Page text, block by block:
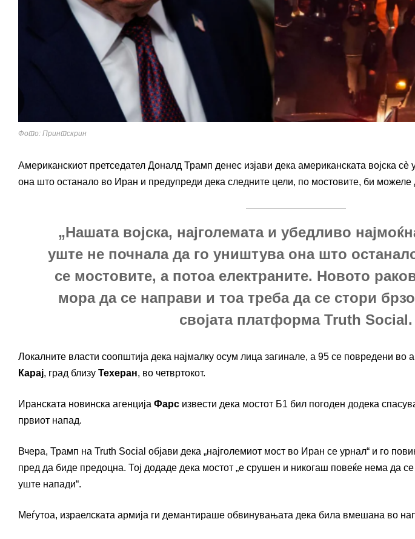
Фото: Принтскрин
Американскиот претседател Доналд Трамп денес изјави дека американската војска
она што останало во Иран и предупреди дека следните цели, по мостовите, би можеле
„Нашата војска, најголемата и убедливо
уште не почнала да го уништува она што
се мостовите, а потоа електраните. Новото
мора да се направи и тоа треба да се стори
својата платформа Truth Social.
Локалните власти соопштија дека најмалку осум лица загинале, а 95 се повредени во
Карај, град близу Техеран, во четвртокот.
Иранската новинска агенција Фарс извести дека мостот Б1 бил погоден додека
првиот напад.
Вчера, Трамп на Truth Social објави дека „најголемиот мост во Иран се урнал“ и го
пред да биде предоцна. Тој додаде дека мостот „е срушен и никогаш повеќе нема да се
уште напади“.
Меѓутоа, израелската армија ги демантираше обвинувањата дека била вмешана во